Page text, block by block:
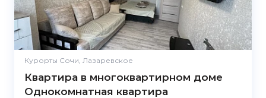
Курорты Сочи, Лазаревское
Квартира в многоквартирном доме
Однокомнатная квартира